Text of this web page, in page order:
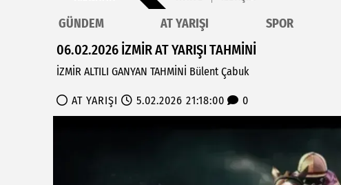
GÜNDEM AT YARIŞI SPOR
06.02.2026 İZMİR AT YARIŞI TAHMİNİ
İZMİR ALTILI GANYAN TAHMİNİ Bülent Çabuk
AT YARIŞI 5.02.2026 21:18:00 0